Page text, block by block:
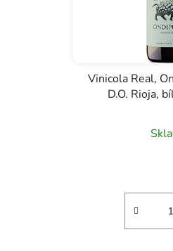
Vinicola Real,
D.O. Rioja,